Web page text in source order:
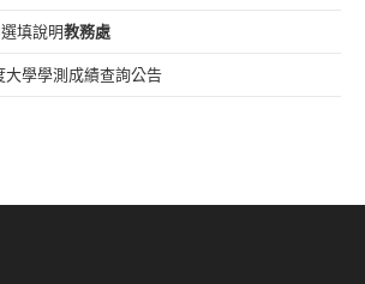
填說明教務處
大學學測成績查詢公告